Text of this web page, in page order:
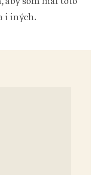
i iných.